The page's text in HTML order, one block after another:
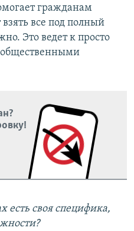
гражданам
взять все под полный
Это ведет к просто
общественными
есть своя специфика,